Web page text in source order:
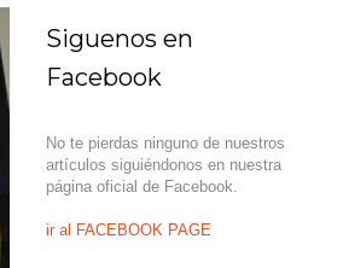
Siguenos en
Facebook
No te pierdas ninguno de nuestros
artículos siguiéndonos en nuestra
página oficial de Facebook.
ir al FACEBOOK PAGE